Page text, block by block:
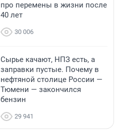
про перемены в жизни после
40 лет
30 006
Сырье качают, НПЗ есть, а
заправки пустые. Почему в
нефтяной столице России —
Тюмени — закончился
бензин
29 941